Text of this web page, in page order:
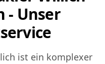
- Unser
ist ein komplexer